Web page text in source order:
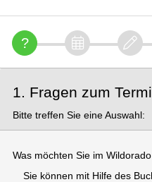
1. Fragen zum
Bitte treffen Sie eine Auswahl:
Was möchten Sie im
Sie können mit Hilfe des